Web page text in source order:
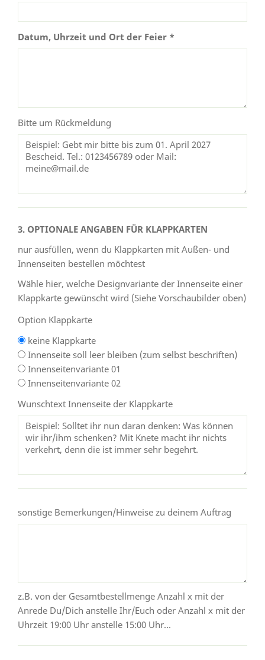
Datum, Uhrzeit und Ort der Feier *
Bitte um Rückmeldung
3. OPTIONALE ANGABEN FÜR KLAPPKARTEN
nur ausfüllen, wenn du Klappkarten mit Außen- und
Innenseiten bestellen möchtest
Wähle hier, welche Designvariante der Innenseite einer
Klappkarte gewünscht wird (Siehe Vorschaubilder oben)
Option Klappkarte
keine Klappkarte
Innenseite soll leer bleiben (zum selbst beschriften)
Innenseitenvariante 01
Innenseitenvariante 02
Wunschtext Innenseite der Klappkarte
sonstige Bemerkungen/Hinweise zu deinem Auftrag
z.B. von der Gesamtbestellmenge Anzahl x mit der
Anrede Du/Dich anstelle Ihr/Euch oder Anzahl x mit der
Uhrzeit 19:00 Uhr anstelle 15:00 Uhr...